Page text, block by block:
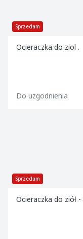
Sprzedam
Ocieraczka do ziol .
Do uzgodnienia
Sprzedam